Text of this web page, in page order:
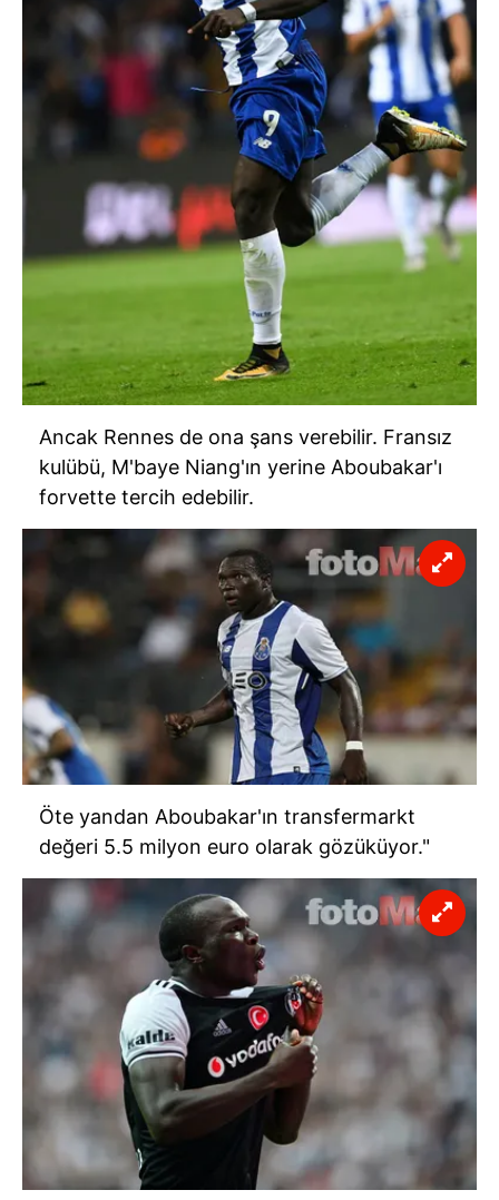
Ancak Rennes de ona şans verebilir. Fransız
kulübü, M'baye Niang'ın yerine Aboubakar'ı
forvette tercih edebilir.
Öte yandan Aboubakar'ın transfermarkt
değeri 5.5 milyon euro olarak gözüküyor."